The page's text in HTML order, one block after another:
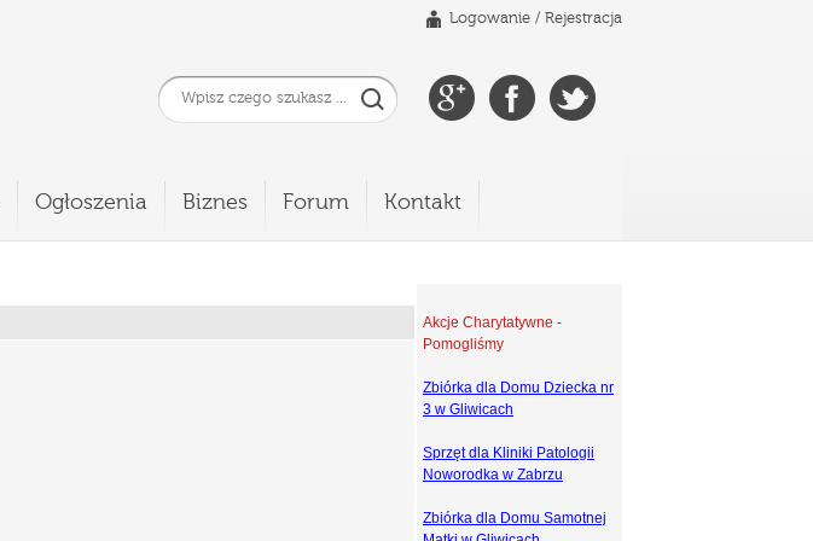
Logowanie / Rejestracja
Ogłoszenia Biznes Forum Kontakt
Akcje Charytatywne -
Pomogliśmy
Zbiórka dla Domu Dziecka nr
3 w Gliwicach
Sprzęt dla Kliniki Patologii
Noworodka w Zabrzu
Zbiórka dla Domu Samotnej